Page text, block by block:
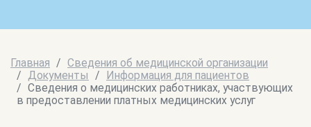
Главная
Сведения об медицинской организации
Документы
Информация для пациентов
Сведения о медицинских работниках, участвующих
в предоставлении платных медицинских услуг